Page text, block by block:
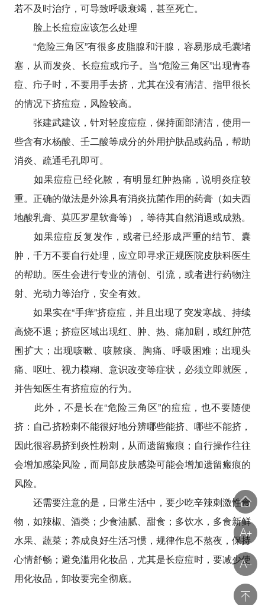
若不及时治疗，可导致呼吸衰竭，甚至死亡。
脸上长痘痘应该怎么处理
“危险三角区”有很多皮脂腺和汗腺，容易形成毛囊堵
塞，从而发炎、长痘痘或疖子。当“危险三角区”出现青春
痘、疖子时，不要用手去挤，尤其在没有清洁、指甲很长
的情况下挤痘痘，风险较高。
张建武建议，针对轻度痘痘，保持面部清洁，使用一
些含有水杨酸、壬二酸等成分的外用护肤品或药品，帮助
消炎、疏通毛孔即可。
如果痘痘已经化脓，有明显红肿热痛，说明炎症较
重。正确的做法是外涂具有消炎抗菌作用的药膏（如夫西
地酸乳膏、莫匹罗星软膏等），等待其自然消退或成熟。
如果痘痘反复发作，或者已经形成严重的结节、囊
肿，千万不要自行处理，应立即寻求正规医院皮肤科医生
的帮助。医生会进行专业的清创、引流，或者进行药物注
射、光动力等治疗，安全有效。
如果实在“手痒”挤痘痘，并且出现了突发寒战、持续
高烧不退；挤痘区域出现红、肿、热、痛加剧，或红肿范
围扩大；出现咳嗽、咳脓痰、胸痛、呼吸困难；出现头
痛、呕吐、视力模糊、意识改变等症状，必须立即就医，
并告知医生有挤痘痘的行为。
此外，不是长在“危险三角区”的痘痘，也不要随便
挤：自己挤粉刺不能很好地分辨哪些能挤、哪些不能挤，
因此很容易挤到炎性粉刺，从而遗留瘢痕；自行操作往往
会增加感染风险，而局部皮肤感染可能会增加遗留瘢痕的
风险。
还需要注意的是，日常生活中，要少吃辛辣刺激性食
物，如辣椒、酒类；少食油腻、甜食；多饮水，多食新鲜
水果、蔬菜；养成良好生活习惯，规律作息不熬夜，保持
心情舒畅；避免滥用化妆品，尤其是长痘痘时，要减少使
用化妆品，卸妆要完全彻底。